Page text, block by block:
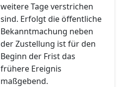
weitere Tage verstrichen
sind. Erfolgt die öffentliche
Bekanntmachung neben
der Zustellung ist für den
Beginn der Frist das
frühere Ereignis
maßgebend.